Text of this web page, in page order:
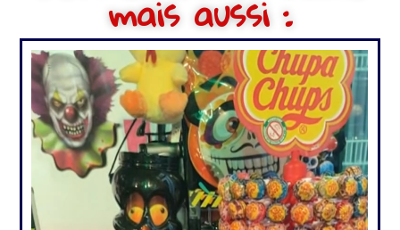
mais aussi :